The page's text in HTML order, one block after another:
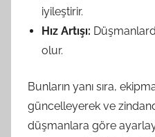
iyileştirir.
Hız Artışı:
olur.
Bunların yanı sıra,
güncelleyerek ve
düşmanlara göre